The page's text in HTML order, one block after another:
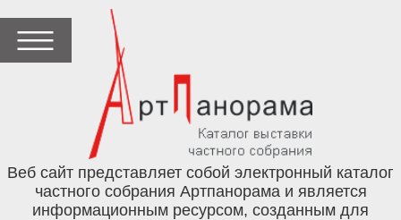
Веб сайт представляет собой электронный каталог
частного собрания Артпанорама и является
информационным ресурсом, созданным для